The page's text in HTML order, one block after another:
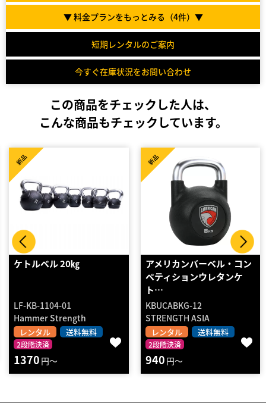
▼ 料金プランをもっとみる（4件）▼
短期レンタルのご案内
今すぐ在庫状況をお問い合わせ
この商品をチェックした人は、
こんな商品もチェックしています。
アメリカンバーベル・コン
KBUCABKG-12
STRENGTH ASIA
レンタル 送料無料
2段階決済
新品
940円～
アメリカンバーベル・ラバ
ーコーティングケトルベ
ル…
KBRCABKG-24
STRENGTH ASIA
レンタル 送料無料
2段階決済
新品
1030円～